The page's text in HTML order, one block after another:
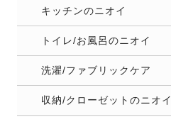
キッチンのニオイ
トイレ/お風呂のニオイ
洗濯/ファブリックケア
収納/クローゼットのニオイ